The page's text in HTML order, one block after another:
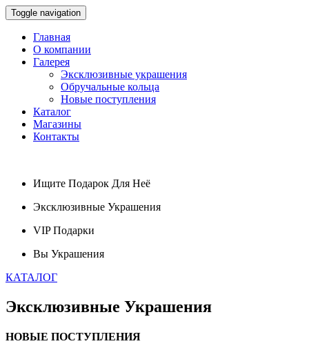
Toggle navigation
Главная
О компании
Галерея
Эксклюзивные украшения
Обручальные кольца
Новые поступления
Каталог
Магазины
Контакты
Ищите Подарок Для Неё
Эксклюзивные Украшения
VIPПодарки
Вы Украшения
КАТАЛОГ
Эксклюзивные Украшения
НОВЫЕ ПОСТУПЛЕНИЯ